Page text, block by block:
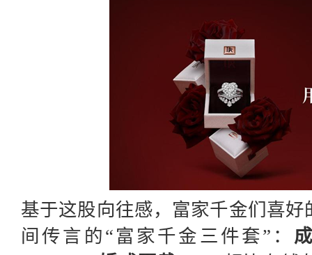
基于这股向往感，富家千金们喜
间传言的 “富家千金三件套”：